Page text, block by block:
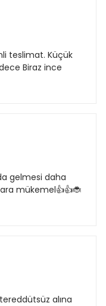
teslimat. Küçük
Biraz ince
gelmesi daha
mükemel👍👍🐞
alına